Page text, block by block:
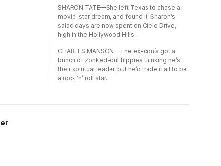
David Heyman, Sony chairman Tom Rothman,
and many more.AUTHORITATIVE VOICE:
Quentin Tarantino's voice is throughout Jay
Glennie's book, providing hitherto unknown
information and revelations about his
working technique at every stage. This
publication will deepen the way the world
views the legendary filmmaker-and his
exceptional creative process.COMPLETE
SHARON TATE—She left Texas to chase a
movie-star dream, and found it. Sharon’s
salad days are now spent on Cielo Drive,
high in the Hollywood Hills.
CHARLES MANSON—The ex-con’s got a
bunch of zonked-out hippies thinking he’s
their spiritual leader, but he’d trade it all to be
a rock ‘n’ roll star.